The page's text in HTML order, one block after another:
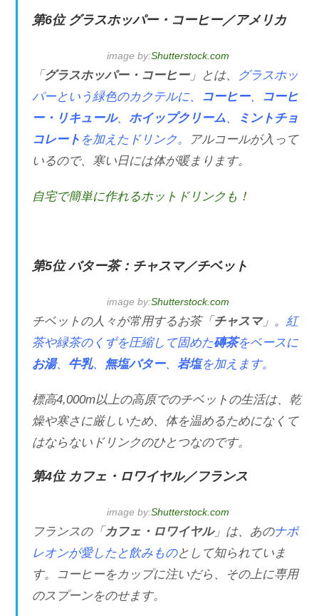
第6位 グラスホッパー・コーヒー／アメリカ
image by:Shutterstock.com
「 グラスホッパー・コーヒー」とは、
グラスホッ
パーという緑色のカクテルに、 コーヒー、 コーヒ
ー・リキュール、ホイップクリーム、
ミントチョ
コレート を加えたドリンク。
アルコールが入って
いるので、寒い日には体が暖まります。
自宅で簡単に作れるホットドリンクも！
第5位 バター茶：チャスマ／チベット
image by:Shutterstock.com
チベットの人々が常用するお茶「 チャスマ」。 紅
茶や緑茶のくずを圧縮して固めた磚茶をベースに
お湯、 牛乳、 無塩バター、岩塩を加えます。
標高4,000m以上の高原でのチベットの生活は、乾
燥や寒さに厳しいため、体を温めるためになくて
はならないドリンクのひとつなのです。
第4位 カフェ・ロワイヤル／フランス
image by:Shutterstock.com
フランスの「 カフェ・ロワイヤル」は、あのナポ
レオンが愛したと飲みものとして知られていま
す。コーヒーをカップに注いだら、その上に専用
のスプーンをのせます。